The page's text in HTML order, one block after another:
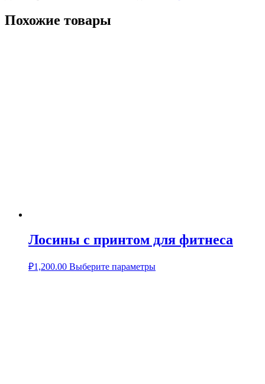
Похожие товары
Лосины с принтом для фитнеса
₽1,200.00 Выберите параметры